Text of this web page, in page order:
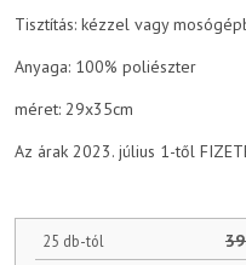
Tisztítás: kézzel vagy
Anyaga: 100% poliészter
méret: 29x35cm
Az árak 2023. július 1-től
25 db-tól